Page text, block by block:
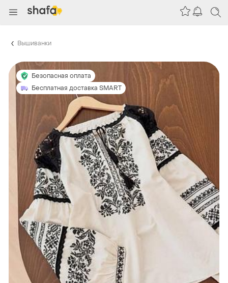
Вышиванки
Безопасная оплата
Бесплатная доставка SMART